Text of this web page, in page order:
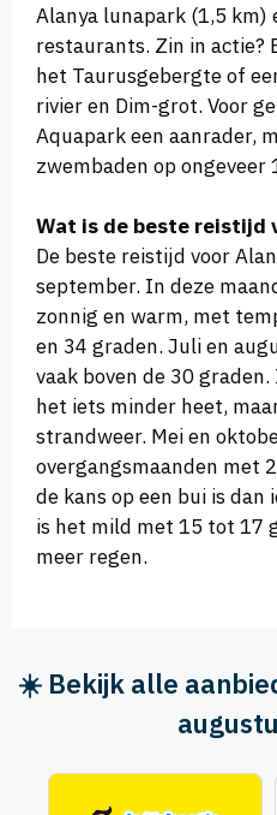
Alanya lunapark (1,5 km)
restaurants. Zin in actie?
het Taurusgebergte of
rivier en Dim-grot. Voor
Aquapark een aanrader,
zwembaden op ongeveer
Wat is de beste reistijd
De beste reistijd voor
september. In deze
zonnig en warm, met
en 34 graden. Juli en
vaak boven de 30
het iets minder heet,
strandweer. Mei en
overgangsmaanden met
de kans op een bui is
is het mild met 15 tot 17
meer regen.
☀️ Bekijk alle